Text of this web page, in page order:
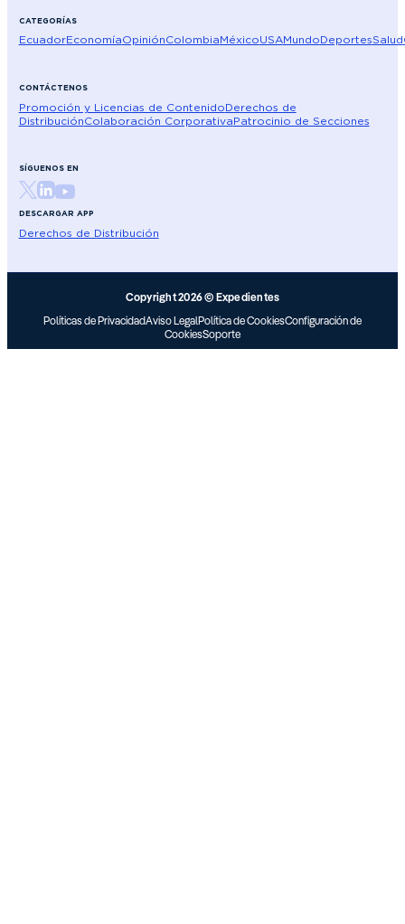
CATEGORÍAS
EcuadorEconomíaOpiniónColombiaMéxicoUSAMundoDeportesSalud
CONTÁCTENOS
Promoción y Licencias de ContenidoDerechos de
DistribuciónColaboración CorporativaPatrocinio de Secciones
SÍGUENOS EN
DESCARGAR APP
Derechos de Distribución
Copyright 2026 © Expedientes
Políticas de PrivacidadAviso LegalPolítica de CookiesConfiguración de
CookiesSoporte